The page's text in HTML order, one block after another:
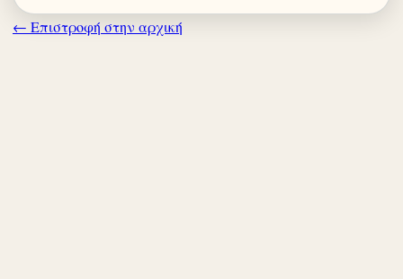
← Επιστροφή στην αρχική